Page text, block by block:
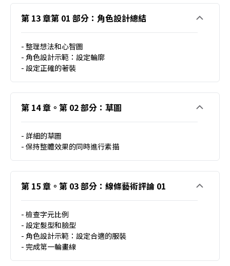
第 13 章第 01 部分：角色設計總結
- 整理想法和心智圖
- 角色設計示範：設定輪廓
- 設定正確的著裝
第 14 章。第 02 部分：草圖
- 詳細的草圖
- 保持整體效果的同時進行素描
第 15 章。第 03 部分：線條藝術評論 01
- 檢查字元比例
- 設定髮型和臉型
- 角色設計示範：設定合適的服裝
- 完成第一輪畫線